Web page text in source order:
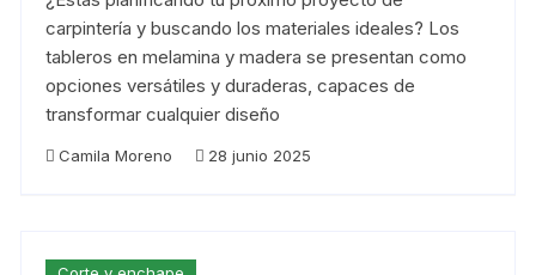
carpintería y buscando los materiales ideales? Los
tableros en melamina y madera se presentan como
opciones versátiles y duraderas, capaces de
transformar cualquier diseño
Camila Moreno 28 junio 2025